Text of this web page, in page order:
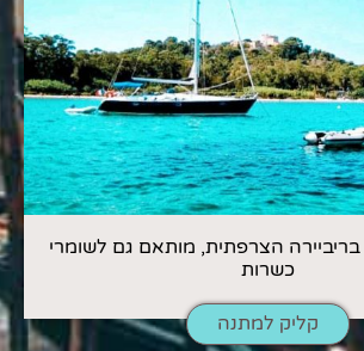
בריביירה הצרפתית, מותאם גם לשומרי
כשרות
קליק למתנה